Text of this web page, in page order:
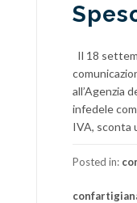
Il 18
all’Agenzia
infedele
IVA, sconta
Posted in: